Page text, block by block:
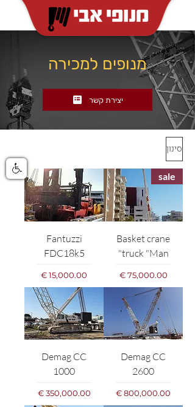
סינון
sale
Basket crane
truck "Man"
מחיר
Fantuzzi
FDC18k5
מחיר
Demag CC
2600
מחיר
Demag CC
1000
מחיר
מנופים למכירה
יצירת קשר